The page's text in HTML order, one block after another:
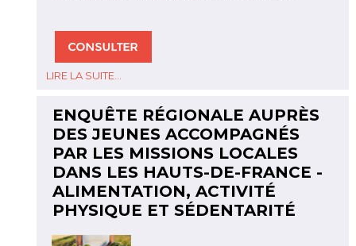
LIRE LA SUITE...
ENQUÊTE RÉGIONALE AUPRÈS
DES JEUNES ACCOMPAGNÉS
PAR LES MISSIONS LOCALES
DANS LES HAUTS-DE-FRANCE -
ALIMENTATION, ACTIVITÉ
PHYSIQUE ET SÉDENTARITÉ